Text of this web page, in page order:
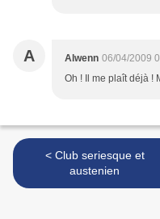
A Alwenn 06/04/2009
Oh ! Il me plaît déjà !
< Club seriesque et
austenien